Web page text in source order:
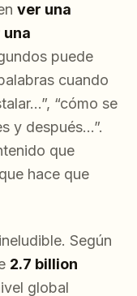
ver una
puede
cuando
“cómo se
y después…”.
que
hace que
Según
2.7 billion
global